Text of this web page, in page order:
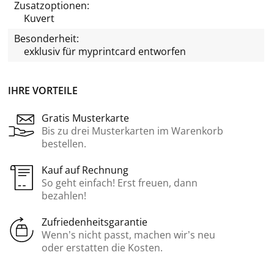
IHRE VORTEILE
Gratis Musterkarte
Bis zu drei Musterkarten im Warenkorb
bestellen.
Kauf auf Rechnung
So geht einfach! Erst freuen, dann
bezahlen!
Zufriedenheitsgarantie
Wenn’s nicht passt, machen wir’s neu
oder erstatten die Kosten.
Zusatzoptionen:
Kuvert
Besonderheit:
exklusiv für myprintcard entworfen